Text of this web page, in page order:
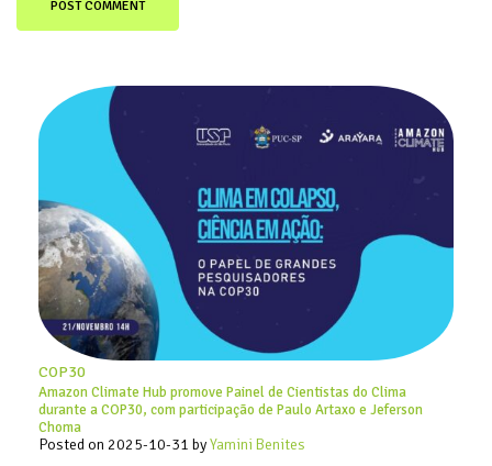
COP30
Amazon Climate Hub promove Painel de Cientistas do Clima
durante a COP30, com participação de Paulo Artaxo e Jeferson
Choma
Posted on 2025-10-31 byYamini Benites